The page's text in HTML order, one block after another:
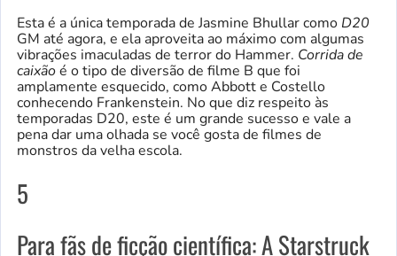
Esta é a única temporada de Jasmine Bhullar como D20
GM até agora, e ela aproveita ao máximo com algumas
vibrações imaculadas de terror do Hammer. Corrida de
caixãoé o tipo de diversão de filme B que foi
amplamente esquecido, como Abbott e Costello
conhecendo Frankenstein. No que diz respeito às
temporadas D20, este é um grande sucesso e vale a
pena dar uma olhada se você gosta de filmes de
monstros da velha escola.
5
Para fãs de ficção científica: A Starstruck